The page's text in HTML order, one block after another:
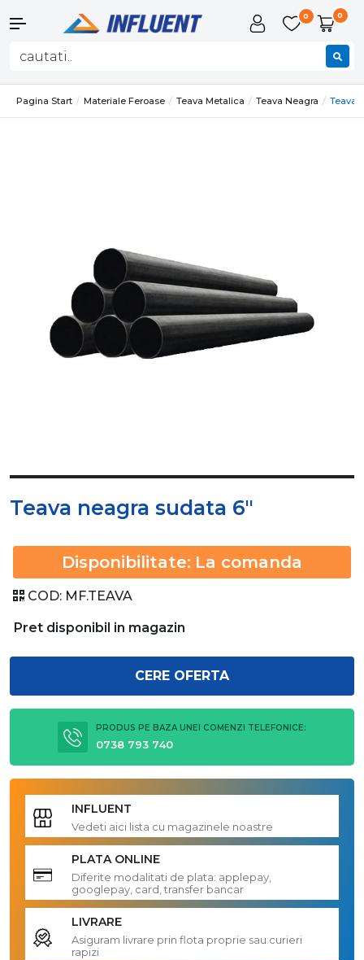
0 0
Pagina Start Materiale Feroase Teava Metalica Teava Neagra Teava
Teava neagra sudata 6"
Disponibilitate: La comanda
COD: MF.TEAVA
Pret disponibil in magazin
CERE OFERTA
PRODUS PE BAZA UNEI COMENZI TELEFONICE:
0738 793 740
INFLUENT
Vedeti aici lista cu magazinele noastre
PLATA ONLINE
Diferite modalitati de plata: applepay,
googlepay, card, transfer bancar
LIVRARE
Asiguram livrare prin flota proprie sau curieri
rapizi